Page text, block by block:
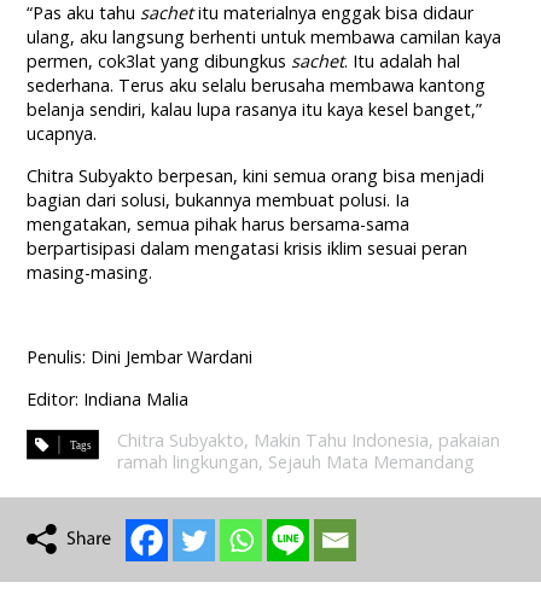
“Pas aku tahu sachetitu materialnya enggak bisa didaur
ulang, aku langsung berhenti untuk membawa camilan kaya
permen, cok3lat yang dibungkus sachet. Itu adalah hal
sederhana. Terus aku selalu berusaha membawa kantong
belanja sendiri, kalau lupa rasanya itu kaya kesel banget,”
ucapnya.
Chitra Subyakto berpesan, kini semua orang bisa menjadi
bagian dari solusi, bukannya membuat polusi. Ia
mengatakan, semua pihak harus bersama-sama
berpartisipasi dalam mengatasi krisis iklim sesuai peran
masing-masing.
Penulis: Dini Jembar Wardani
Editor: Indiana Malia
Chitra Subyakto, Makin Tahu Indonesia, pakaian
ramah lingkungan, Sejauh Mata Memandang